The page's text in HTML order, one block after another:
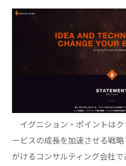
イグニション・ポイントはク
ービスの成長を加速させる戦
がけるコンサルティング会社